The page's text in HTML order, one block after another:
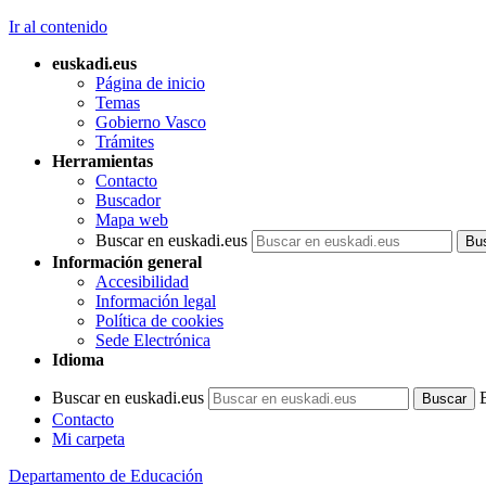
Ir al contenido
euskadi.eus
Página de inicio
Temas
Gobierno Vasco
Trámites
Herramientas
Contacto
Buscador
Mapa web
Buscar en euskadi.eus
Información general
Accesibilidad
Información legal
Política de cookies
Sede Electrónica
Idioma
Buscar en euskadi.eus
Contacto
Mi carpeta
Departamento de Educación